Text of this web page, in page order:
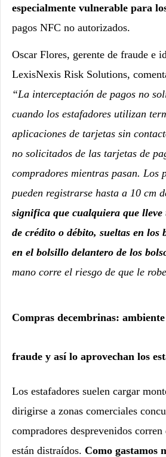
especialmente vulnerable para
pagos NFC no autorizados.
Oscar Flores, gerente de fraude e
LexisNexis Risk Solutions,
“La interceptación de pagos no
cuando los estafadores utilizan
aplicaciones de tarjetas sin
no solicitados de las tarjetas de
compradores mientras pasan. Los
pueden registrarse hasta a 10 cm
significa que cualquiera que lleve
de crédito o débito, sueltas en los
en el bolsillo delantero de los
mano corre el riesgo de que le
Compras decembrinas:
fraude y así lo aprovechan los
Los estafadores suelen cargar
dirigirse a zonas comerciales
compradores desprevenidos
están distraídos. Como gastamos